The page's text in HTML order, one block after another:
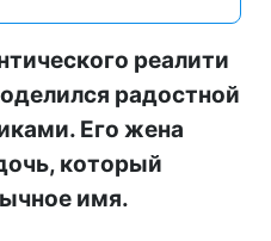
реалити
радостной
Его жена
который
имя.